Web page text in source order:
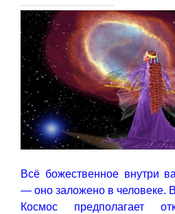
Всё божественное внутри
— оно заложено в человеке.
Космос предполагает